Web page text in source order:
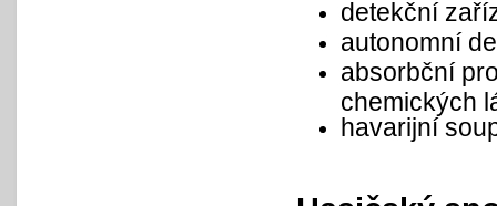
detekční
autonomní
absorbční
chemických
havarijní